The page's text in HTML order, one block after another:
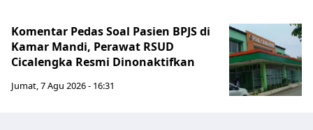
Komentar Pedas Soal Pasien BPJS di
Kamar Mandi, Perawat RSUD
Cicalengka Resmi Dinonaktifkan
Jumat, 7 Agu 2026 - 16:31